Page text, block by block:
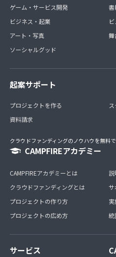
ゲーム・サービス開発
ビジネス・起業
アート・写真
ソーシャルグッド
書
舞
起案サポート
プロジェクトを作る
資料請求
クラウドファンディングのノウハウを無料
CAMPFIREアカデミー
CAMPFIREアカデミーとは
クラウドファンディングとは
プロジェクトの作り方
プロジェクトの広め方
説
サ
統
サービス